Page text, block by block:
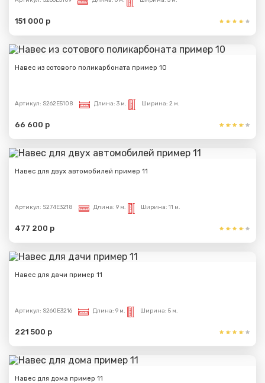
151 000 р
Навес из сотового поликарбоната пример 10
Артикул: S262E5108 Длина: 3 м. Ширина: 2 м.
66 600 р
Навес для двух автомобилей пример 11
Артикул: S274E3218 Длина: 9 м. Ширина: 11 м.
477 200 р
Навес для дачи пример 11
Артикул: S260E3216 Длина: 9 м. Ширина: 5 м.
221 500 р
Навес для дома пример 11